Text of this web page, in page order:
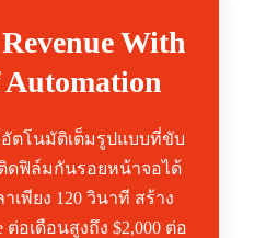
With
ตโนมัติเต็มรูปแบบที่ขับ
ดฟิล์มกันรอยหน้าจอได้
เพียง 120 วินาที สร้าง
ต่อเดือนสูงถึง $2,000 ต่อ